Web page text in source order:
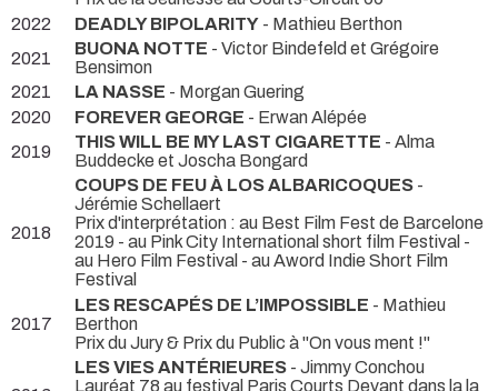
2022
DEADLY BIPOLARITY - Mathieu Berthon
2021
BUONA NOTTE - Victor Bindefeld et Grégoire
Bensimon
2021
LA NASSE - Morgan Guering
2020
FOREVER GEORGE - Erwan Alépée
2019
THIS WILL BE MY LAST CIGARETTE - Alma
Buddecke et Joscha Bongard
2018
COUPS DE FEU À LOS ALBARICOQUES -
Jérémie Schellaert
Prix d'interprétation : au Best Film Fest de Barcelone
2019 - au Pink City International short film Festival -
au Hero Film Festival - au Aword Indie Short Film
Festival
2017
LES RESCAPÉS DE L’IMPOSSIBLE - Mathieu
Berthon
Prix du Jury & Prix du Public à "On vous ment !"
LES VIES ANTÉRIEURES - Jimmy Conchou
Lauréat 78 au festival Paris Courts Devant dans la la